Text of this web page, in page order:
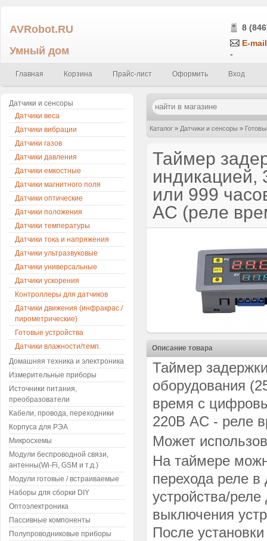
AVRobot.RU
Умный дом
8
E-
-
Главная Корзина Прайс-лист Оформить Вход
Каталог » Датчики и сенсоры »
Таймер
индикацией,
или 999
AC (реле
Описание товара
Таймер
оборудования
время с
220В AC - реле
Может
На таймере
перехода реле
устройства/
выключения
После
Датчики и сенсоры
Датчики веса
Датчики вибрации
Датчики газов
Датчики давления
Датчики емкостные
Датчики магнитного поля
Датчики оптические
Датчики положения
Датчики температуры
Датчики тока и напряжения
Датчики ультразвуковые
Датчики универсальные
Датчики ускорения
Контроллеры для датчиков
Датчики движения (инфракрас./
пирометрические)
Готовые устройства
Датчики влажности/темп.
Домашняя техника и электроника
Измерительные приборы
Источники питания,
преобразователи
Кабели, провода, переходники
Корпуса для РЭА
Микросхемы
Модули беспроводной связи,
антенны(Wi-Fi, GSM и т.д.)
Модули готовые / встраиваемые
Наборы для сборки DIY
Оптоэлектроника
Пассивные компоненты
Полупроводниковые приборы